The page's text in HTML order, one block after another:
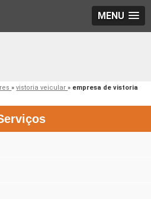
MENU
»vistoria veicular» empresa de vistoria